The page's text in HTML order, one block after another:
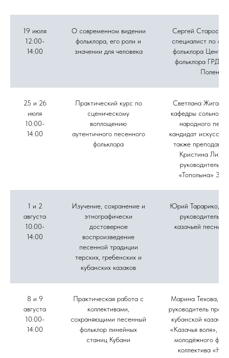
19 июля
12:00-
14:00
О современном видении
фольклора, его роли и
значении для человека
Сергей
специалист по
фольклора Центра
фольклора
Поленова
25 и 26
июля
10:00-
14:00
Практический курс по
сценическому
воплощению
аутентичного песенного
фольклора
Светлана
кафедры сольного
народного
кандидат
также
Кристина
руководитель
«Тополына» Зоя
1 и 2
августа
10:00-
14:00
Изучение, сохранение и
этнографически
достоверное
воспроизведение
песенной традиции
терских, гребенских и
кубанских казаков
Юрий Тарарико,
руководитель
казачьей песни
8 и 9
августа
10:00-
14:00
Практическая работа с
коллективами,
сохраняющими песенный
фольклор линейных
станиц Кубани
Марина Техова,
руководитель
кубанской
«Казачья воля»,
молодёжного
коллектива